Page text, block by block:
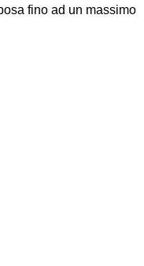
fino ad un massimo